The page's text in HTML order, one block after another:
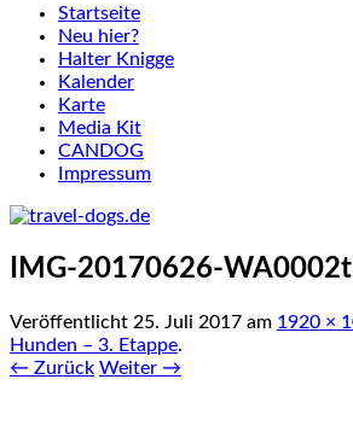
Startseite
Neu hier?
Halter Knigge
Kalender
Karte
Media Kit
CANDOG
Impressum
IMG-20170626-
Veröffentlicht 25. Juli 2017 am 1920 ×
Hunden – 3. Etappe.
← Zurück Weiter →